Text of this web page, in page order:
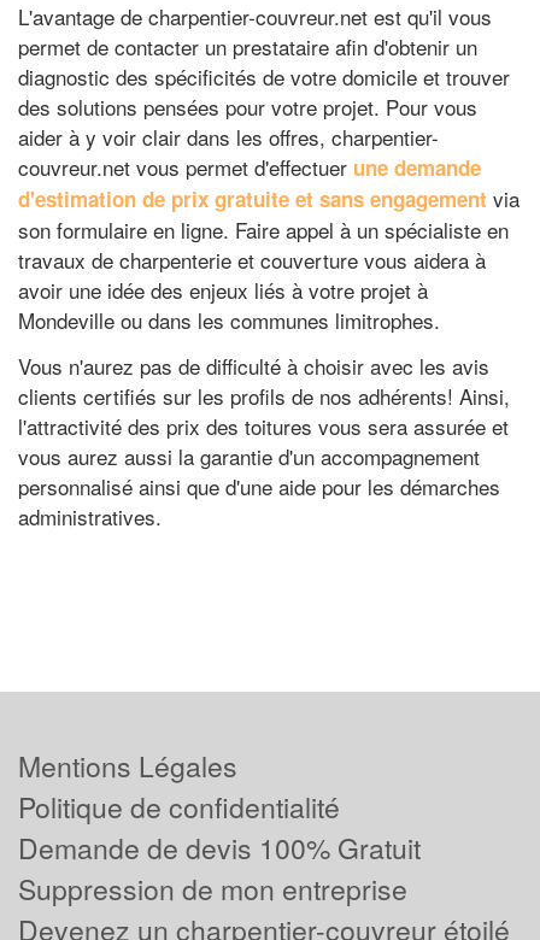
L'avantage de charpentier-couvreur.net est qu'il vous
permet de contacter un prestataire afin d'obtenir un
diagnostic des spécificités de votre domicile et trouver
des solutions pensées pour votre projet. Pour vous
aider à y voir clair dans les offres, charpentier-
couvreur.net vous permet d'effectuer une demande
d'estimation de prix gratuite et sans engagement via
son formulaire en ligne. Faire appel à un spécialiste en
travaux de charpenterie et couverture vous aidera à
avoir une idée des enjeux liés à votre projet à
Mondeville ou dans les communes limitrophes.
Vous n'aurez pas de difficulté à choisir avec les avis
clients certifiés sur les profils de nos adhérents! Ainsi,
l'attractivité des prix des toitures vous sera assurée et
vous aurez aussi la garantie d'un accompagnement
personnalisé ainsi que d'une aide pour les démarches
administratives.
Mentions Légales
Politique de confidentialité
Demande de devis 100% Gratuit
Suppression de mon entreprise
Devenez un charpentier-couvreur étoilé